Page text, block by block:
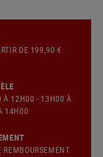
DE 199,90 €
À 12H00 - 13H00 À
14H00